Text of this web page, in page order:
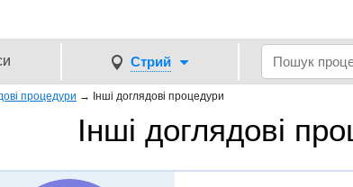
Стрий
процедури → Інші доглядові процедури
Інші доглядові